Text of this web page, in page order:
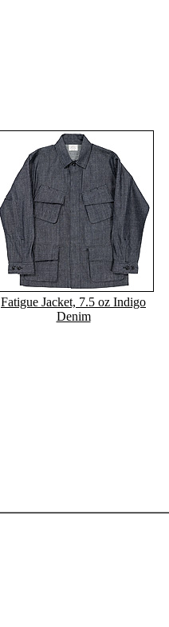
Fatigue Jacket, 7.5 oz Indigo
Denim